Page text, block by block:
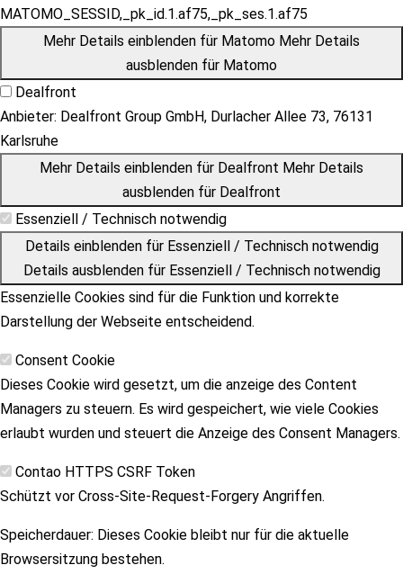
MATOMO_SESSID,_pk_id.1.af75,_pk_ses.1.af75
Mehr Details einblenden für Matomo Mehr Details
ausblenden für Matomo
Dealfront
Anbieter: Dealfront Group GmbH, Durlacher Allee 73, 76131
Karlsruhe
Mehr Details einblenden für Dealfront Mehr Details
ausblenden für Dealfront
Essenziell / Technisch notwendig
Details einblendenfür Essenziell / Technisch notwendig
Details ausblendenfür Essenziell / Technisch notwendig
Essenzielle Cookies sind für die Funktion und korrekte
Darstellung der Webseite entscheidend.
Consent Cookie
Dieses Cookie wird gesetzt, um die anzeige des Content
Managers zu steuern. Es wird gespeichert, wie viele Cookies
erlaubt wurden und steuert die Anzeige des Consent Managers.
Contao HTTPS CSRF Token
Schützt vor Cross-Site-Request-Forgery Angriffen.
Speicherdauer: Dieses Cookie bleibt nur für die aktuelle
Browsersitzung bestehen.